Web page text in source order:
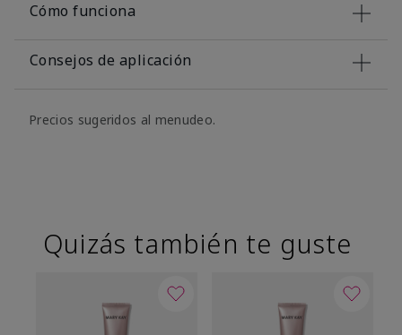
Cómo funciona
Consejos de aplicación
Precios sugeridos al menudeo.
Quizás también te guste